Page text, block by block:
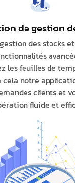
de gestion
des stocks
les feuilles de
cela notre
clients et
fluide et